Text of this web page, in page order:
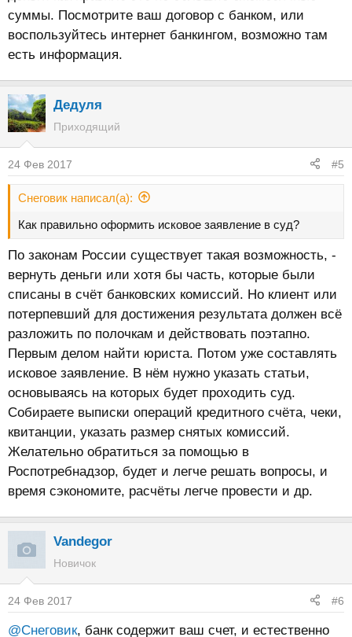
суммы. Посмотрите ваш договор с банком, или
воспользуйтесь интернет банкингом, возможно там
есть информация.
Дедуля
Приходящий
24 Фев 2017 #5
Снеговик написал(а):
Как правильно оформить исковое заявление в суд?
По законам России существует такая возможность, -
вернуть деньги или хотя бы часть, которые были
списаны в счёт банковских комиссий. Но клиент или
потерпевший для достижения результата должен всё
разложить по полочкам и действовать поэтапно.
Первым делом найти юриста. Потом уже составлять
исковое заявление. В нём нужно указать статьи,
основываясь на которых будет проходить суд.
Собираете выписки операций кредитного счёта, чеки,
квитанции, указать размер снятых комиссий.
Желательно обратиться за помощью в
Роспотребнадзор, будет и легче решать вопросы, и
время сэкономите, расчёты легче провести и др.
Vandegor
Новичок
24 Фев 2017 #6
@Снеговик, банк содержит ваш счет, и естественно